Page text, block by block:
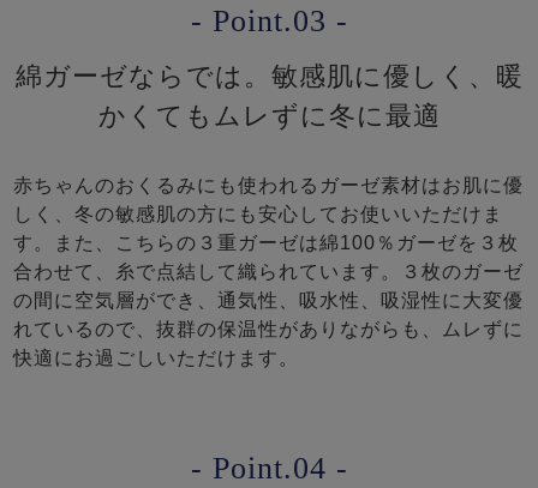
- Point.03 -
綿ガーゼならでは。敏感肌に優しく、暖
かくてもムレずに冬に最適
赤ちゃんのおくるみにも使われるガーゼ素材はお肌に優
しく、冬の敏感肌の方にも安心してお使いいただけま
す。また、こちらの３重ガーゼは綿100％ガーゼを３枚
合わせて、糸で点結して織られています。３枚のガーゼ
の間に空気層ができ、通気性、吸水性、吸湿性に大変優
れているので、抜群の保温性がありながらも、ムレずに
快適にお過ごしいただけます。
- Point.04 -